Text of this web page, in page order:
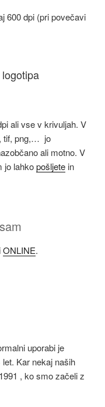
600 dpi (pri povečavi
ali vse v krivuljah. V
tif, png,… jo
ali motno. V
jo lahkopošljete in
ONLINE.
uporabi je
Kar nekaj naših
, ko smo začeli z